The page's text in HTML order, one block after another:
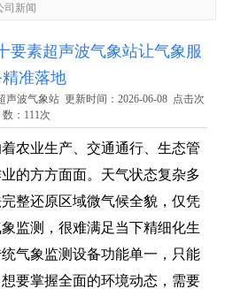
司新闻
要素超声波气象站让气象服
准落地
声波气象站更新时间：2026-06-08 点击次
数：111次
农业生产、交通通行、生态管
的方方面面。天气状态复杂多
整还原区域微气候全貌，仅凭
监测，很难满足当下精细化生
气象监测设备功能单一，只能
要掌握全面的环境动态，需要